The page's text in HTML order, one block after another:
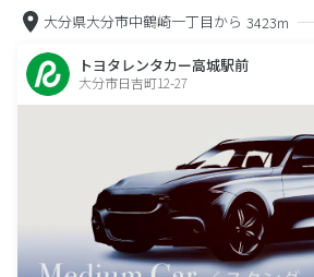
大分県大分市中鶴崎一丁目から 3423m
トヨタレンタカー高城駅前
大分市日吉町12-27